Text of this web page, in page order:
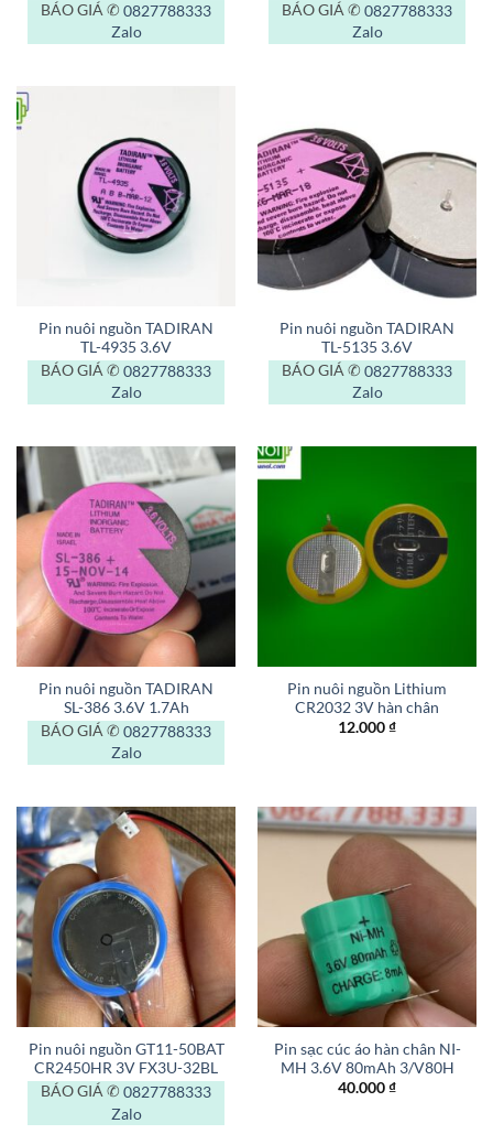
BÁO GIÁ ✆ 0827788333
Zalo
BÁO GIÁ ✆ 0827788333
Zalo
Pin nuôi nguồn TADIRAN
TL-4935 3.6V
BÁO GIÁ ✆ 0827788333
Zalo
Pin nuôi nguồn TADIRAN
TL-5135 3.6V
BÁO GIÁ ✆ 0827788333
Zalo
Pin nuôi nguồn TADIRAN
SL-386 3.6V 1.7Ah
BÁO GIÁ ✆ 0827788333
Zalo
Pin nuôi nguồn Lithium
CR2032 3V hàn chân
12.000₫
Pin nuôi nguồn GT11-50BAT
CR2450HR 3V FX3U-32BL
BÁO GIÁ ✆ 0827788333
Zalo
Pin sạc cúc áo hàn chân NI-
MH 3.6V 80mAh 3/V80H
40.000₫